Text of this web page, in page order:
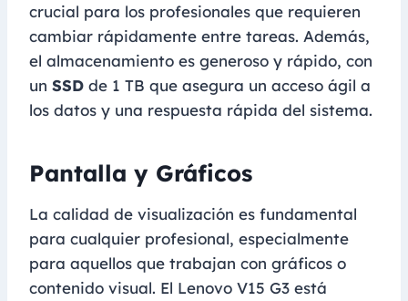
crucial para los profesionales que requieren
cambiar rápidamente entre tareas. Además,
el almacenamiento es generoso y rápido, con
un SSD de 1 TB que asegura un acceso ágil a
los datos y una respuesta rápida del sistema.
Pantalla y Gráficos
La calidad de visualización es fundamental
para cualquier profesional, especialmente
para aquellos que trabajan con gráficos o
contenido visual. El Lenovo V15 G3 está